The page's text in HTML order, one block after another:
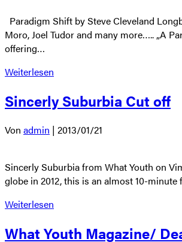
Paradigm Shift by Steve Cleveland
Moro, Joel Tudor and many more….. „A
offering…
Weiterlesen
Sincerly Suburbia Cut off
Von admin | 2013/01/21
Sincerly Suburbia from What Youth on
globe in 2012, this is an almost 10-
Weiterlesen
What Youth Magazine/